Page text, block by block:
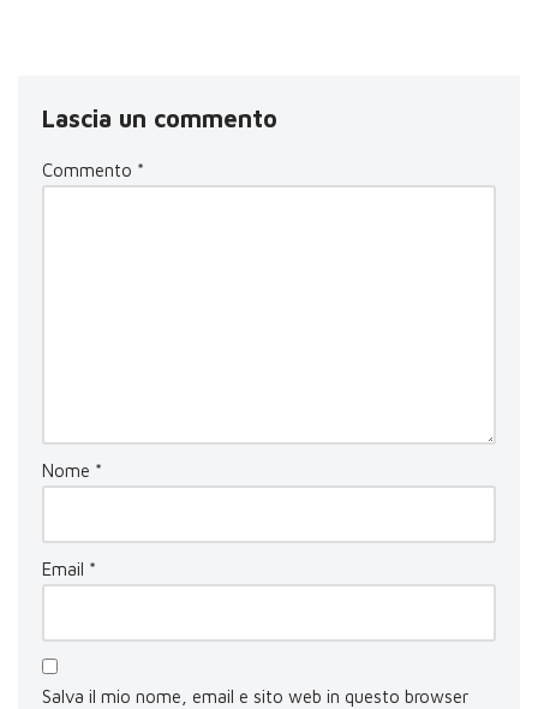
Lascia un commento
Commento *
Nome *
Email *
Salva il mio nome, email e sito web in questo browser